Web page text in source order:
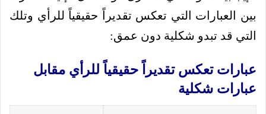
بين العبارات التي تعكس تقديراً حقيقياً للرأي وتلك
التي قد تبدو شكلية دون عمق:
عبارات تعكس تقديراً حقيقياً للرأي مقابل
عبارات شكلية